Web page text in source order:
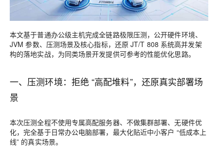
本文基于普通办公级主机完成全链路极限压测，公开硬件环境、
JVM 参数、压测场景及核心指标，还原 JT/T 808 系统高并发架
构的落地实战，为同类场景开发提供可参考的性能优化思路。
一、压测环境：拒绝 “高配堆料”，还原真实部署场
景
本次压测全程不使用专属高配服务器、不做集群部署、无硬件优
化，完全基于日常办公电脑部署，最大化贴近中小客户 “低成本上
线” 的真实场景。